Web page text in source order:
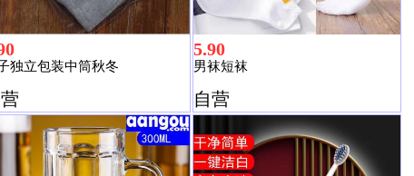
独立包装中筒秋冬
5.90
男袜短袜
自营